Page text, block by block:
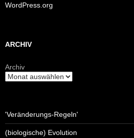
WordPress.org
ARCHIV
Archiv
'Veränderungs-Regeln'
(biologische) Evolution